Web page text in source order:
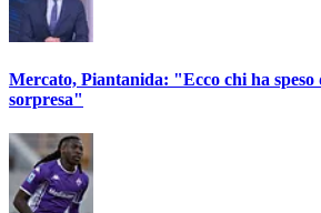
Mercato, Piantanida: "Ecco chi ha speso
sorpresa"